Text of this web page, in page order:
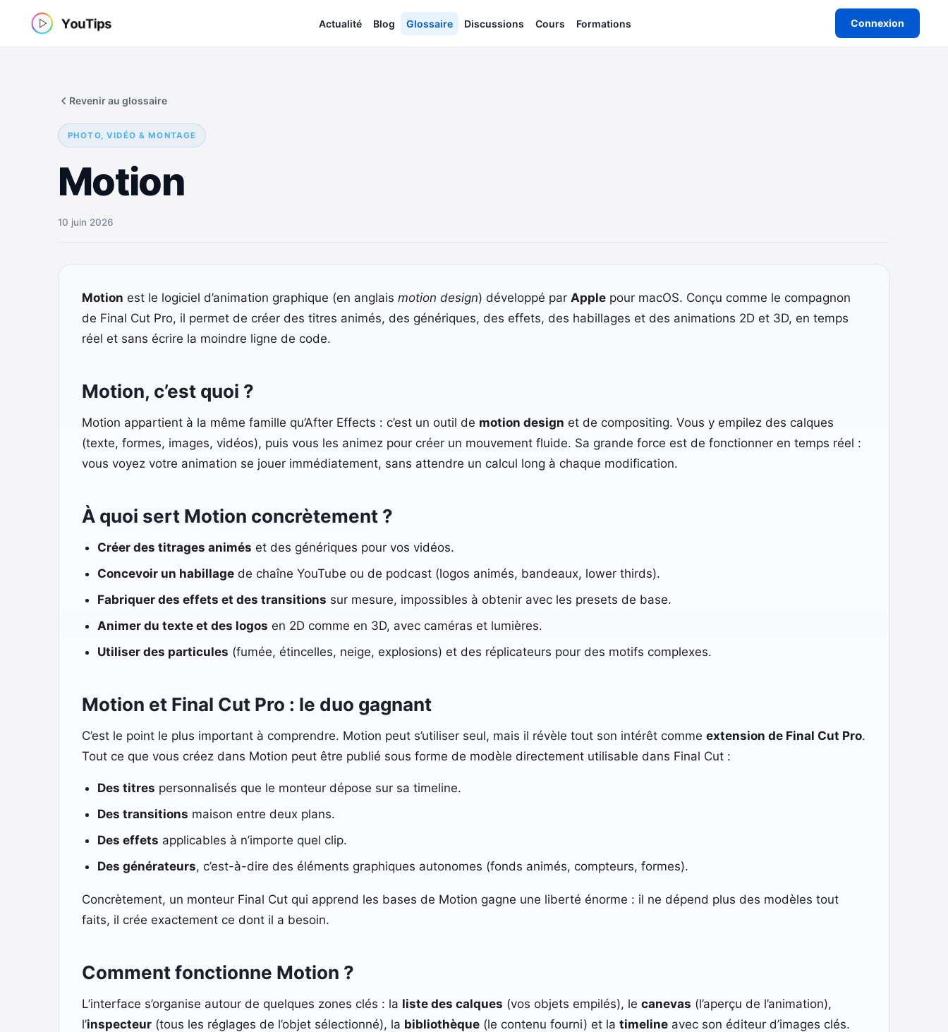
Actualité Blog Glossaire Discussions Cours Formations Connexion
PHOTO, VIDÉO & MONTAGE
Motion
Revenir au glossaire
10 juin 2026
Motion est le logiciel d’animation graphique (en anglais motion design) développé par Applepour macOS. Conçu comme le compagnon
de Final Cut Pro, il permet de créer des titres animés, des génériques, des effets, des habillages et des animations 2D et 3D, en temps
réel et sans écrire la moindre ligne de code.
Motion, c’est quoi ?
Motion appartient à la même famille qu’After Effects : c’est un outil de motion design et de compositing. Vous y empilez des calques
(texte, formes, images, vidéos), puis vous les animez pour créer un mouvement fluide. Sa grande force est de fonctionner en temps réel :
vous voyez votre animation se jouer immédiatement, sans attendre un calcul long à chaque modification.
À quoi sert Motion concrètement ?
Créer des titrages animés et des génériques pour vos vidéos.
Concevoir un habillagede chaîne YouTube ou de podcast (logos animés, bandeaux, lower thirds).
Fabriquer des effets et des transitions sur mesure, impossibles à obtenir avec les presets de base.
Animer du texte et des logos en 2D comme en 3D, avec caméras et lumières.
Utiliser des particules (fumée, étincelles, neige, explosions) et des réplicateurs pour des motifs complexes.
Motion et Final Cut Pro : le duo gagnant
C’est le point le plus important à comprendre. Motion peut s’utiliser seul, mais il révèle tout son intérêt comme extension de Final Cut Pro.
Tout ce que vous créez dans Motion peut être publié sous forme de modèle directement utilisable dans Final Cut :
Des titres personnalisés que le monteur dépose sur sa timeline.
Des transitions maison entre deux plans.
Des effets applicables à n’importe quel clip.
Des générateurs, c’est-à-dire des éléments graphiques autonomes (fonds animés, compteurs, formes).
Concrètement, un monteur Final Cut qui apprend les bases de Motion gagne une liberté énorme : il ne dépend plus des modèles tout
faits, il crée exactement ce dont il a besoin.
Comment fonctionne Motion ?
L’interface s’organise autour de quelques zones clés : la liste des calques (vos objets empilés), le canevas (l’aperçu de l’animation),
l’inspecteur(tous les réglages de l’objet sélectionné), la bibliothèque(le contenu fourni) et la timelineavec son éditeur d’images clés.